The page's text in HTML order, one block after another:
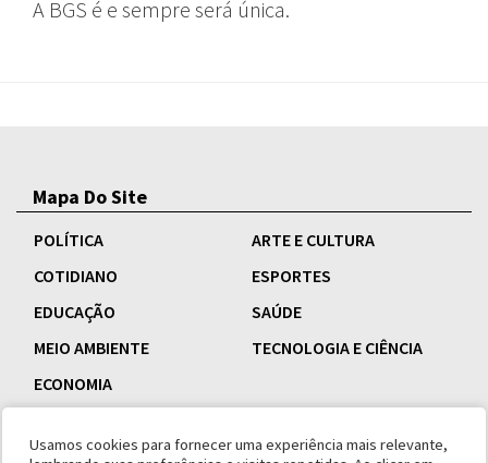
A BGS é e sempre será única.
Mapa Do Site
POLÍTICA
ARTE E CULTURA
COTIDIANO
ESPORTES
EDUCAÇÃO
SAÚDE
MEIO AMBIENTE
TECNOLOGIA E CIÊNCIA
ECONOMIA
Usamos cookies para fornecer uma experiência mais relevante,